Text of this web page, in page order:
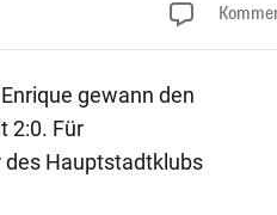
gewann den
2:0. Für
Hauptstadtklubs